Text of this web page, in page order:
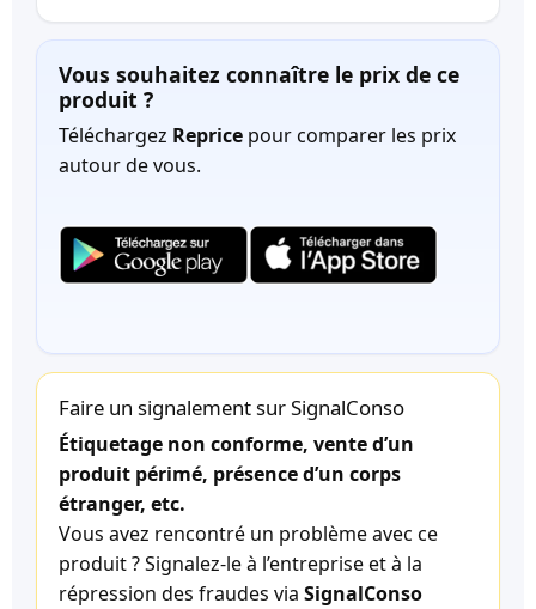
Vous souhaitez connaître le prix de ce
produit ?
Téléchargez Reprice pour comparer les prix
autour de vous.
Faire un signalement sur SignalConso
Étiquetage non conforme, vente d’un
produit périmé, présence d’un corps
étranger, etc.
Vous avez rencontré un problème avec ce
produit ? Signalez-le à l’entreprise et à la
répression des fraudes via SignalConso